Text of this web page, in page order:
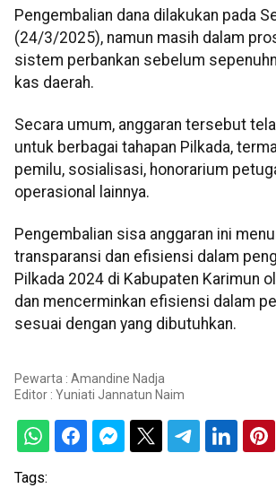
Pengembalian dana dilakukan pada
(24/3/2025), namun masih dalam
sistem perbankan sebelum
kas daerah.
Secara umum, anggaran tersebut
untuk berbagai tahapan Pilkada,
pemilu, sosialisasi, honorarium
operasional lainnya.
Pengembalian sisa anggaran ini
transparansi dan efisiensi dalam
Pilkada 2024 di Kabupaten Karimun
dan mencerminkan efisiensi dalam
sesuai dengan yang dibutuhkan.
Pewarta : Amandine Nadja
Editor : Yuniati Jannatun Naim
Tags: